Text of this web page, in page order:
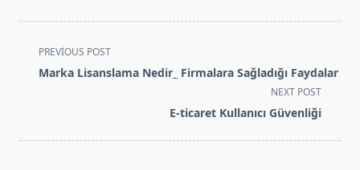
<span
class="nav-
text">Page</span>
PREVIOUS POST
Marka Lisanslama Nedir_ Firmalara Sağladığı Faydalar
NEXT POST
E-ticaret Kullanıcı Güvenliği